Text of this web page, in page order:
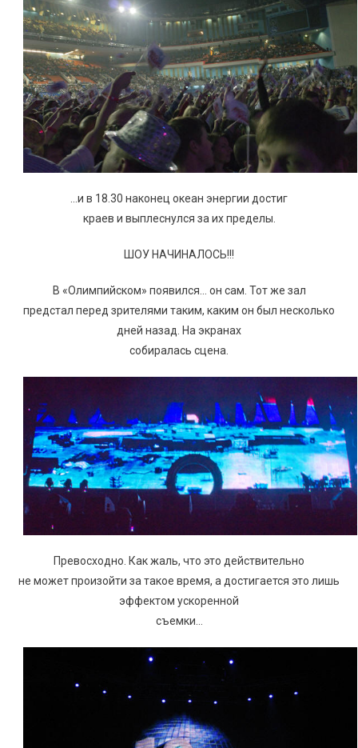
…и в 18.30 наконец океан энергии достиг
краев и выплеснулся за их пределы.
ШОУ НАЧИНАЛОСЬ!!!
В «Олимпийском» появился… он сам. Тот же зал
предстал перед зрителями таким, каким он был несколько
дней назад. На экранах
собиралась сцена.
Превосходно. Как жаль, что это действительно
не может произойти за такое время, а достигается это лишь
эффектом ускоренной
съемки…